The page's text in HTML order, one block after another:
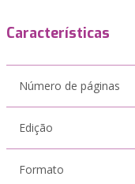
Características
Número de páginas
Edição
Formato